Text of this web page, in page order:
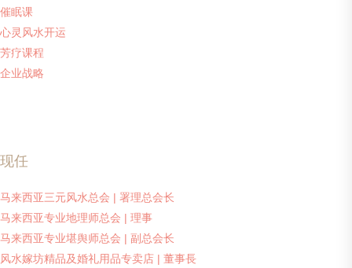
催眠课
心灵风水开运
芳疗课程
企业战略
现任
马来西亚三元风水总会 | 署理总会长
马来西亚专业地理师总会 | 理事
马来西亚专业堪舆师总会 | 副总会长
风水嫁坊精品及婚礼用品专卖店 | 董事長